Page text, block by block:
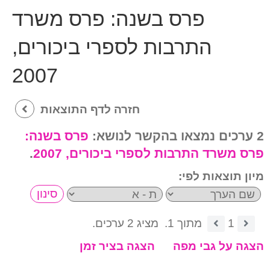
פרס בשנה: פרס משרד
התרבות לספרי ביכורים,
2007
חזרה לדף התוצאות
2 ערכים נמצאו בהקשר לנושא:
פרס בשנה:
פרס משרד התרבות לספרי ביכורים, 2007
.
מיון תוצאות לפי:
1 מתוך 1.
מציג 2 ערכים.
הצגה על גבי מפה
הצגה בציר זמן